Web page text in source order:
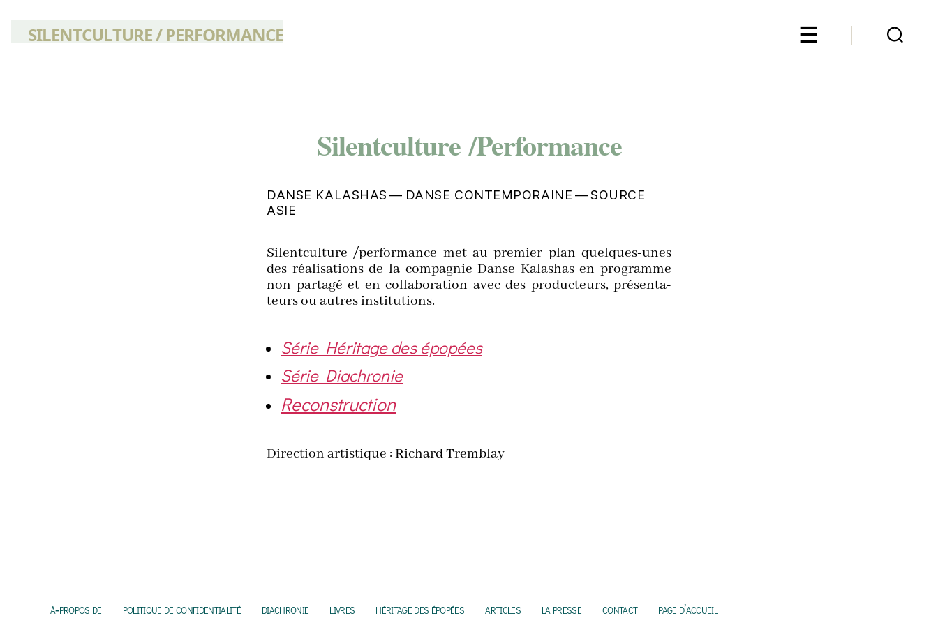
SILENTCULTURE / PERFORMANCE
Silentculture /Performance
DANSE KALASHAS — DANSE CONTEMPORAINE — SOURCE
ASIE
Silent­cul­ture /performance met au pre­mier plan quelques-unes
des réa­li­sa­tions de la com­pa­gnie Danse Kala­shas en pro­gramme
non par­ta­gé et en col­la­bo­ra­tion avec des pro­duc­teurs, pré­sen­ta­
teurs ou autres institutions.
Série Héri­tage des épopées
Série Dia­chro­nie
Recons­truc­tion
Direc­tion artis­tique : Richard Tremblay
à‑propos de politique de confidentialité diachronie livres héritage des épopées articles la presse contact page d’accueil